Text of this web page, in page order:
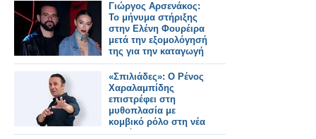
Γιώργος Αρσενάκος:
Το μήνυμα στήριξης
στην Ελένη Φουρέιρα
μετά την εξομολόγησή
της για την καταγωγή
της
«Σπιλιάδες»: Ο Ρένος
Χαραλαμπίδης
επιστρέφει στη
μυθοπλασία με
κομβικό ρόλο στη νέα
σειρά του ΑΝΤ1